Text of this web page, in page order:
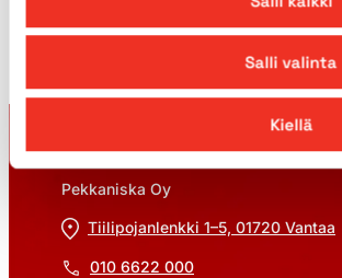
Salli valinta
Kiellä
Ota yhteyttä
Pekkaniska Oy
Tiilipojanlenkki 1–5, 01720 Vantaa
010 6622 000